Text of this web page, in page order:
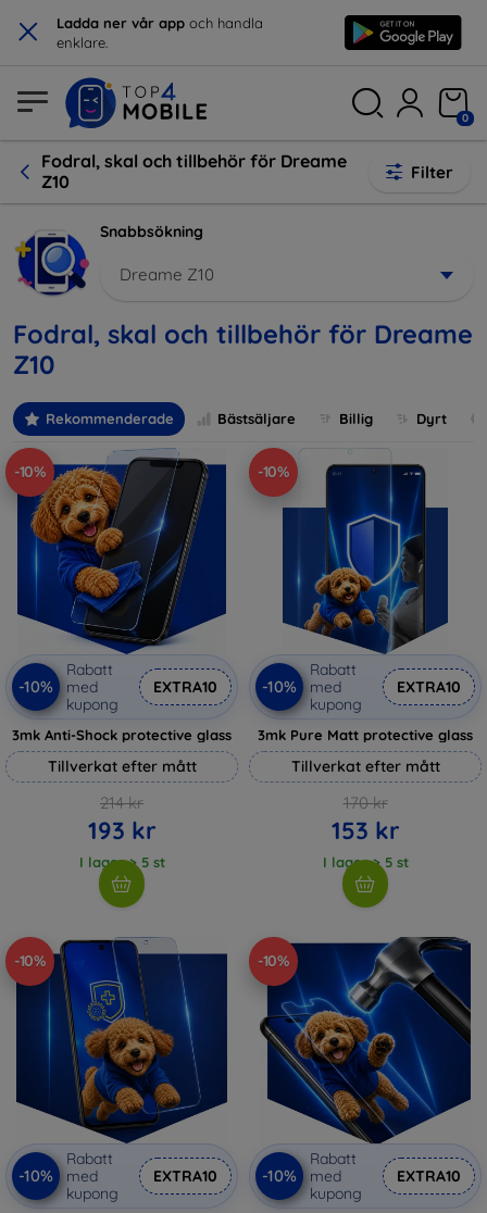
× Ladda ner vår app och handla
enklare.
0
Fodral, skal och tillbehör för Dreame
Z10
Filter
Snabbsökning
Dreame Z10
Fodral, skal och tillbehör för Dreame
Z10
Rekommenderade Bästsäljare Billig Dyrt
-10%
-10%
Rabatt
med
kupong
EXTRA10
3mk Anti-Shock protective glass
Tillverkat efter mått
214 kr
193 kr
I lager > 5 st
-10%
-10%
Rabatt
med
kupong
EXTRA10
3mk Pure Matt protective glass
Tillverkat efter mått
170 kr
153 kr
I lager > 5 st
-10%
-10%
Rabatt
med
kupong
EXTRA10
-10%
-10%
Rabatt
med
kupong
EXTRA10